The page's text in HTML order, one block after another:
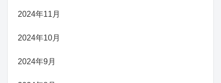
2024年11月
2024年10月
2024年9月